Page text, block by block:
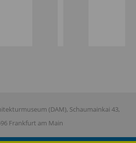
(DAM), Schaumainkai 43,
Frankfurt am Main